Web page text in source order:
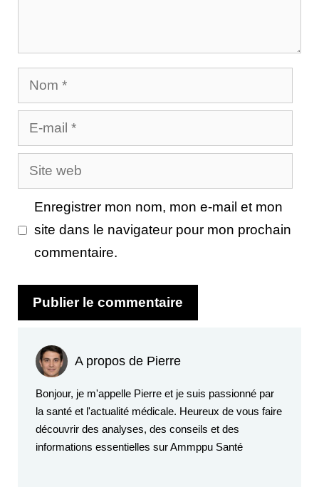
Nom
E-
mail
Site
web
Enregistrer mon nom, mon e-mail et mon
site dans le navigateur pour mon prochain
commentaire.
A propos de Pierre
Bonjour, je m'appelle Pierre et je suis passionné par
la santé et l'actualité médicale. Heureux de vous faire
découvrir des analyses, des conseils et des
informations essentielles sur Ammppu Santé